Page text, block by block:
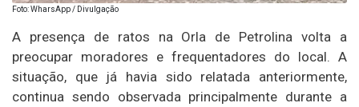
Foto: WharsApp / Divulgação
A presença de ratos na Orla de Petrolina volta a
preocupar moradores e frequentadores do local. A
situação, que já havia sido relatada anteriormente,
continua sendo observada principalmente durante a